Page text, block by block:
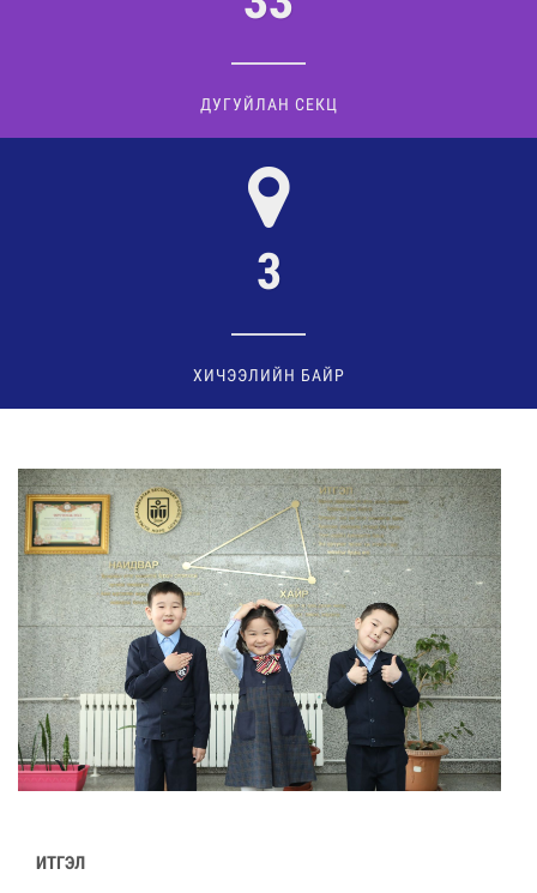
ДУГУЙЛАН СЕКЦ
3
ХИЧЭЭЛИЙН БАЙР
ИТГЭЛ